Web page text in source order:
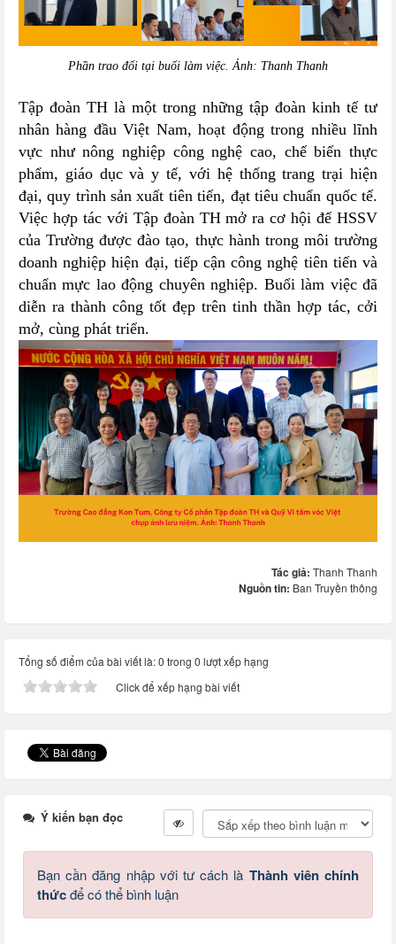
Phần trao đổi tại buổi làm việc. Ảnh: Thanh Thanh
Tập đoàn TH là một trong những tập đoàn kinh tế tư
nhân hàng đầu Việt Nam, hoạt động trong nhiều lĩnh
vực như nông nghiệp công nghệ cao, chế biến thực
phẩm, giáo dục và y tế, với hệ thống trang trại hiện
đại, quy trình sản xuất tiên tiến, đạt tiêu chuẩn quốc tế.
Việc hợp tác với Tập đoàn TH mở ra cơ hội để HSSV
của Trường được đào tạo, thực hành trong môi trường
doanh nghiệp hiện đại, tiếp cận công nghệ tiên tiến và
chuẩn mực lao động chuyên nghiệp. Buổi làm việc đã
diễn ra thành công tốt đẹp trên tinh thần hợp tác, cởi
mở, cùng phát triển.
Tác giả: Thanh Thanh
Nguồn tin: Ban Truyền thông
Tổng số điểm của bài viết là: 0 trong 0 lượt xếp hạng
Click để xếp hạng bài viết
Ý kiến bạn đọc
Bạn cần đăng nhập với tư cách là Thành viên chính
thứcđể có thể bình luận